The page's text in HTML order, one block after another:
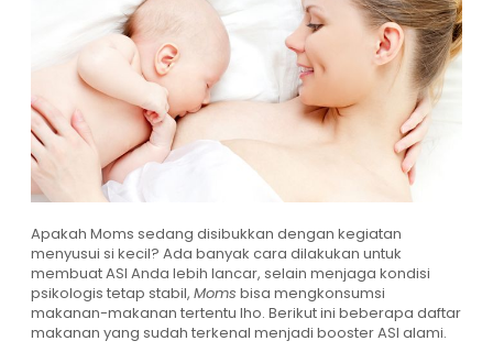
Apakah Moms sedang disibukkan dengan kegiatan
menyusui si kecil? Ada banyak cara dilakukan untuk
membuat ASI Anda lebih lancar, selain menjaga kondisi
psikologis tetap stabil, Moms bisa mengkonsumsi
makanan-makanan tertentu lho. Berikut ini beberapa daftar
makanan yang sudah terkenal menjadi booster ASI alami.